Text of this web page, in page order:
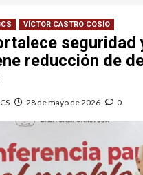
VÍCTOR CASTRO COSÍO
seguridad
reducción de
28 de mayo de 2026 0